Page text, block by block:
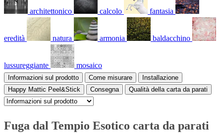
architettonico calcolo fantasia
eredità natura armonia baldacchino
lussureggiante mosaico
Informazioni sul prodotto Come misurare
Installazione
Happy Mattic Peel&Stick
Consegna Qualità della carta da parati
Fuga dal Tempio Esotico carta da parati